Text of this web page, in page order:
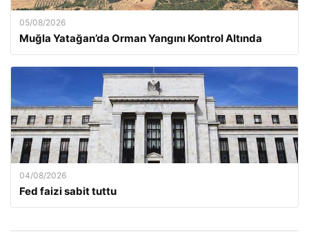
05/08/2026
Muğla Yatağan’da Orman Yangını Kontrol Altında
04/08/2026
Fed faizi sabit tuttu